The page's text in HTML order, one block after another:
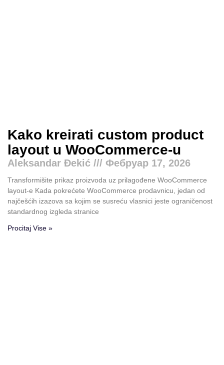
Kako kreirati custom product
layout u WooCommerce-u
Aleksandar Đekić Фебруар 17, 2026
Transformišite prikaz proizvoda uz prilagođene WooCommerce
layout-e Kada pokrećete WooCommerce prodavnicu, jedan od
najčešćih izazova sa kojim se susreću vlasnici jeste ograničenost
standardnog izgleda stranice
Procitaj Vise »